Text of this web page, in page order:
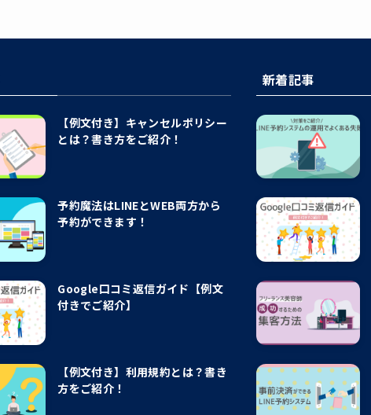
【例文付き】キャンセルポリシー
とは？書き方をご紹介！
予約魔法はLINEとWEB両方から
予約ができます！
Google口コミ返信ガイド【例文
付きでご紹介】
【例文付き】利用規約とは？書き
方をご紹介！
新着記事